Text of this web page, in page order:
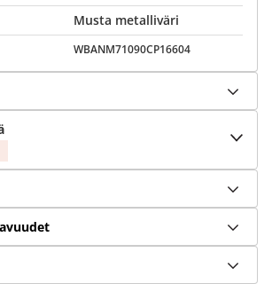
Musta metalliväri
WBANM71090CP16604